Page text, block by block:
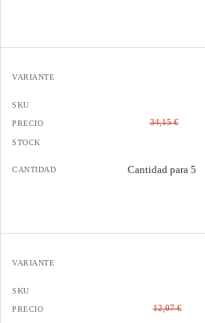
34,15 €
Cantidad para 5
12,07 €